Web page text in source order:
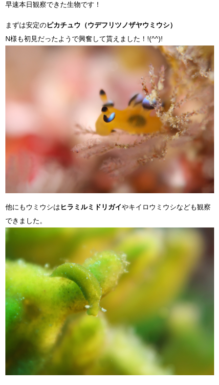
早速本日観察できた生物です！
まずは安定のピカチュウ（ウデフリツノザヤウミウシ）
N様も初見だったようで興奮して貰えました！!(^^)!
他にもウミウシはヒラミルミドリガイやキイロウミウシなども観察
できました。